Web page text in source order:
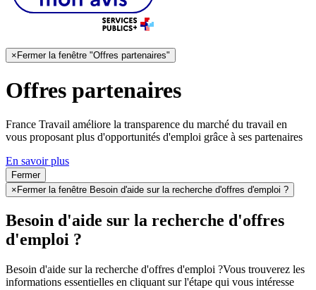
×Fermer la fenêtre "Offres partenaires"
Offres partenaires
France Travail améliore la transparence du marché du travail en
vous proposant plus d'opportunités d'emploi grâce à ses partenaires
En savoir plus
Fermer
× Fermer la fenêtre Besoin d'aide sur la recherche d'offres d'emploi ?
Besoin d'aide sur la recherche d'offres
d'emploi ?
Besoin d'aide sur la recherche d'offres d'emploi ?Vous trouverez les
informations essentielles en cliquant sur l'étape qui vous intéresse